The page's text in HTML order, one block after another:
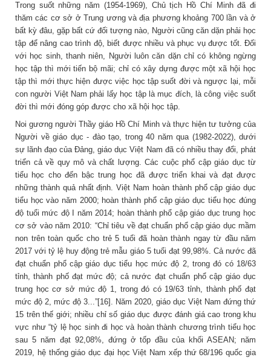
Trong suốt những năm (1954-1969), Chủ tịch Hồ Chí Minh đã đi
thăm các cơ sở ở Trung ương và địa phương khoảng 700 lần và ở
bất kỳ đâu, gặp bất cứ đối tượng nào, Người cũng căn dặn phải học
tập để nâng cao trình độ, biết được nhiều và phục vụ được tốt. Đối
với học sinh, thanh niên, Người luôn căn dặn chỉ có không ngừng
học tập thì mới tiến bộ mãi; chỉ có xây dựng được một xã hội học
tập thì mới thực hiện được việc học tập suốt đời và ngược lại, mỗi
con người Việt Nam phải lấy học tập là mục đích, là công việc suốt
đời thì mới đóng góp được cho xã hội học tập.
Noi gương người Thầy giáo Hồ Chí Minh và thực hiện tư tưởng của
Người về giáo dục - đào tạo, trong 40 năm qua (1982-2022), dưới
sự lãnh đạo của Đảng, giáo dục Việt Nam đã có nhiều thay đổi, phát
triển cả về quy mô và chất lượng. Các cuộc phổ cập giáo dục từ
tiểu học cho đến bậc trung học đã được triển khai và đạt được
những thành quả nhất định. Việt Nam hoàn thành phổ cập giáo dục
tiểu học vào năm 2000; hoàn thành phổ cập giáo dục tiểu học đúng
độ tuổi mức độ I năm 2014; hoàn thành phổ cập giáo dục trung học
cơ sở vào năm 2010: “Chỉ tiêu về đạt chuẩn phổ cập giáo dục mầm
non trên toàn quốc cho trẻ 5 tuổi đã hoàn thành ngay từ đầu năm
2017 với tỷ lệ huy động trẻ mẫu giáo 5 tuổi đạt 99,98%. Cả nước đã
đạt chuẩn phổ cập giáo dục tiểu học mức độ 2, trong đó có 18/63
tỉnh, thành phố đạt mức độ; cả nước đạt chuẩn phổ cập giáo dục
trung học cơ sở mức độ 1, trong đó có 19/63 tỉnh, thành phố đạt
mức độ 2, mức độ 3...”[16]. Năm 2020, giáo dục Việt Nam đứng thứ
15 trên thế giới; nhiều chỉ số giáo dục được đánh giá cao trong khu
vực như “tỷ lệ học sinh đi học và hoàn thành chương trình tiểu học
sau 5 năm đạt 92,08%, đứng ở tốp đầu của khối ASEAN; năm
2019, hệ thống giáo dục đại học Việt Nam xếp thứ 68/196 quốc gia